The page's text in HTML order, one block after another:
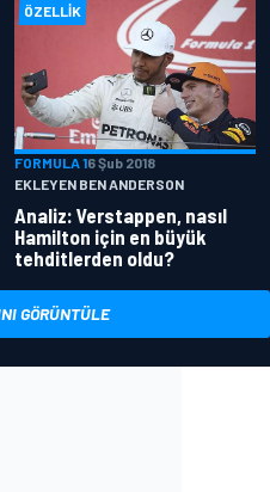
ÖZELLIK
FORMULA 16 Şub 2018
EKLEYEN BEN ANDERSON
Analiz: Verstappen, nasıl
Hamilton için en büyük
tehditlerden oldu?
GÖRÜNTÜLE